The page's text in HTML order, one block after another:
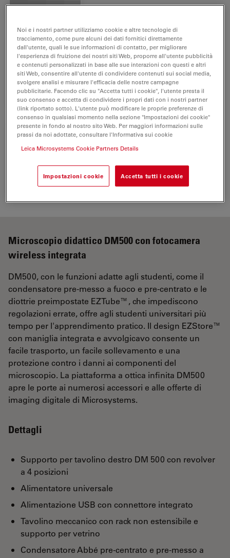
Flexacam i5 (Compound)
12730537
1
Switzerland
10280636
Microscopio didattico DM500 con fotocamera
wireless integrata
DM500, con le funzioni adatte agli studenti, come il
condensatore pre-messo a fuoco e pre-centrato e le
diottrie preimpostate EZTube™, che impediscono
regolazioni errate, offre agli studenti universitari più
tempo per l'apprendimento pratico. Il design EZStore™
con maniglia integrata e avvolgicavo consente un
facile trasporto, un facile sollevamento e una
protezione contro i danni ai componenti del
microscopio. La piattaforma a ottica infinita DM500
apre le porte ai numerosi accessori e alle offerte di
imaging digitale di Microsystems.
Dettagli
Supporto per tavolino destro DM 500 con revolver
a 4 posizioni
Alimentatore universale
Alimentazione USB con connettore integrato
Tavolino meccanico con rack non estensibile e
supporto per vetrino
Condensatore Abbé pre-centrato e pre-messo a
Noi e i nostri partner utilizziamo cookie e altre tecnologie di
tracciamento, come pure alcuni dei dati fornitici direttamente
dall'utente, quali le sue informazioni di contatto, per migliorare
l'esperienza di fruizione dei nostri siti Web, proporre all'utente pubblicità
e contenuti personalizzati in base alle sue interazioni con questi e altri
siti Web, consentire all'utente di condividere contenuti sui social media,
svolgere analisi e misurare l'efficacia delle nostre campagne
pubblicitarie. Facendo clic su "Accetta tutti i cookie", l'utente presta il
suo consenso e accetta di condividere i propri dati con i nostri partner
(link riportato sotto). L'utente può modificare le proprie preferenze di
consenso in qualsiasi momento nella sezione "Impostazioni dei cookie"
presente in fondo al nostro sito Web. Per maggiori informazioni sulle
prassi da noi adottate, consultare l'Informativa sui cookie
Leica Microsystems Cookie Partners Details
Impostazioni cookie Accetta tutti i cookie